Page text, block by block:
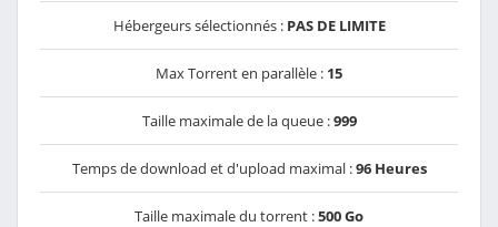
Hébergeurs sélectionnés : PAS DE LIMITE
Max Torrent en parallèle : 15
Taille maximale de la queue :999
Temps de download et d'upload maximal :96 Heures
Taille maximale du torrent :500 Go